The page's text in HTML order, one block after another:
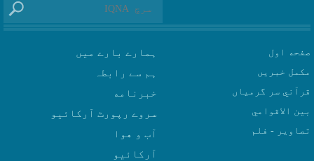
صفحه اول
مکمل خبریں
قرآني سر گرمياں
بين الاقوامي
تصاوير - فلم
ہمارے بارے میں
ہم سے رابطہ
سروے رپورٹ آرکائیو
آب و هوا